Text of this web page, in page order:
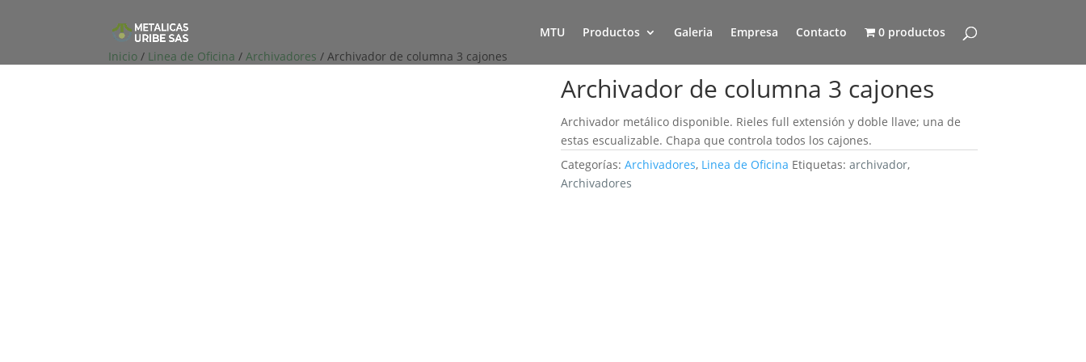
MTU Productos Galeria Empresa Contacto
0 productos
Inicio / Linea de Oficina /Archivadores / Archivador de columna 3 cajones
Archivador de columna 3 cajones
Archivador metálico disponible. Rieles full extensión y doble llave; una de
estas escualizable. Chapa que controla todos los cajones.
Categorías: Archivadores, Linea de Oficina Etiquetas: archivador,
Archivadores